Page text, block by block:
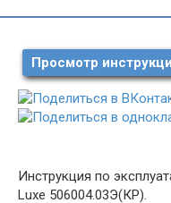
Просмотр
Инструкция по
Luxe 506004.03Э(КР).